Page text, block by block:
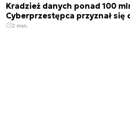
Kradzież danych ponad 100
Cyberprzestępca przyznał się
2 min.